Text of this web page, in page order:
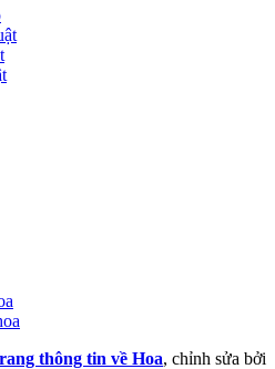
thông tin về Hoa, chỉnh sửa bởi